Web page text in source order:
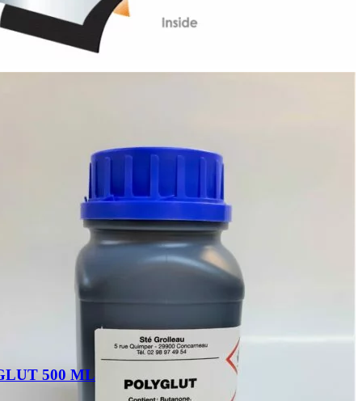
500 ML